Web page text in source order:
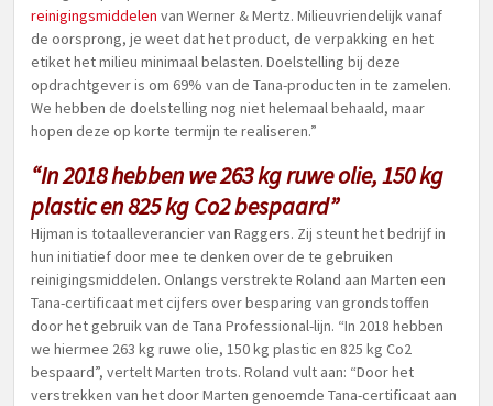
reinigingsmiddelen van Werner & Mertz. Milieuvriendelijk vanaf
de oorsprong, je weet dat het product, de verpakking en het
etiket het milieu minimaal belasten. Doelstelling bij deze
opdrachtgever is om 69% van de Tana-producten in te zamelen.
We hebben de doelstelling nog niet helemaal behaald, maar
hopen deze op korte termijn te realiseren.”
“In 2018 hebben we 263 kg ruwe olie, 150 kg
plastic en 825 kg Co2 bespaard”
Hijman is totaalleverancier van Raggers. Zij steunt het bedrijf in
hun initiatief door mee te denken over de te gebruiken
reinigingsmiddelen. Onlangs verstrekte Roland aan Marten een
Tana-certificaat met cijfers over besparing van grondstoffen
door het gebruik van de Tana Professional-lijn. “In 2018 hebben
we hiermee 263 kg ruwe olie, 150 kg plastic en 825 kg Co2
bespaard”, vertelt Marten trots. Roland vult aan: “Door het
verstrekken van het door Marten genoemde Tana-certificaat aan